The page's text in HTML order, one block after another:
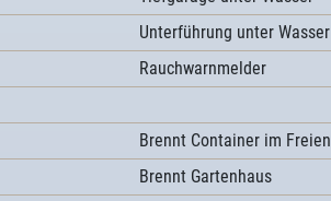
Unterführung unter Wasser
Rauchwarnmelder
Brennt Container im Freien
Brennt Gartenhaus